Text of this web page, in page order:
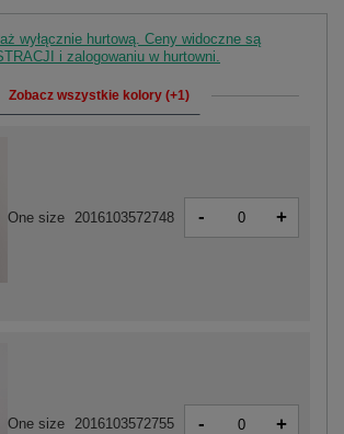
wyłącznie hurtową. Ceny widoczne są
i zalogowaniu w hurtowni.
Zobacz wszystkie kolory (+1)
One size 2016103572755 - +
One size 2016103572748 - +